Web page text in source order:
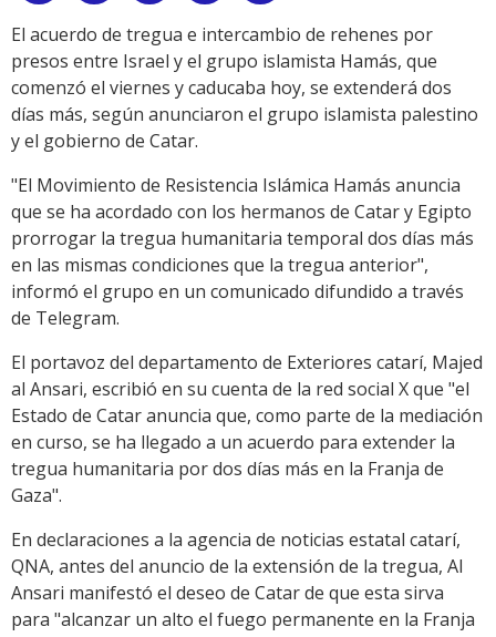
Link
El acuerdo de tregua e intercambio de rehenes por
presos entre Israel y el grupo islamista Hamás, que
comenzó el viernes y caducaba hoy, se extenderá dos
días más, según anunciaron el grupo islamista palestino
y el gobierno de Catar.
"El Movimiento de Resistencia Islámica Hamás anuncia
que se ha acordado con los hermanos de Catar y Egipto
prorrogar la tregua humanitaria temporal dos días más
en las mismas condiciones que la tregua anterior",
informó el grupo en un comunicado difundido a través
de Telegram.
El portavoz del departamento de Exteriores catarí, Majed
al Ansari, escribió en su cuenta de la red social X que "el
Estado de Catar anuncia que, como parte de la mediación
en curso, se ha llegado a un acuerdo para extender la
tregua humanitaria por dos días más en la Franja de
Gaza".
En declaraciones a la agencia de noticias estatal catarí,
QNA, antes del anuncio de la extensión de la tregua, Al
Ansari manifestó el deseo de Catar de que esta sirva
para "alcanzar un alto el fuego permanente en la Franja